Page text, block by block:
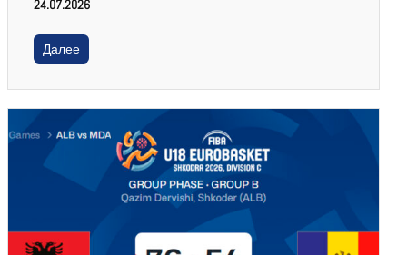
24.07.2026
Далее